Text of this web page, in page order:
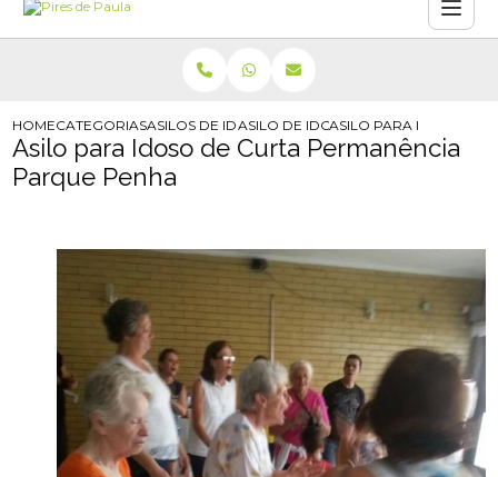
HOMECATEGORIASASILOS DE IDOSOSASILO DE IDOSO COM MEDICOS
ASILO PARA IDOSO DE
Asilo para Idoso de Curta Permanência
Parque Penha